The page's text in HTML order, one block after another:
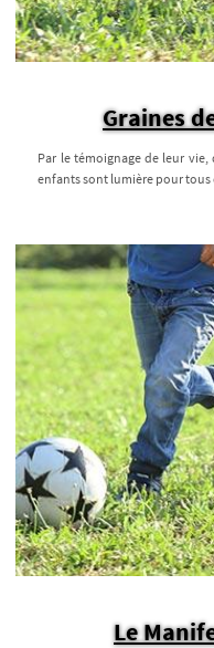
Graines
Par le témoignage de leur
enfants sont lumière pour tous
Le